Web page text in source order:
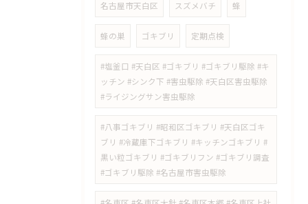
名古屋市天白区 スズメバチ 蜂
蜂の巣 ゴキブリ 定期点検
#塩釜口 #天白区 #ゴキブリ #ゴキブリ駆除 #キ
ッチン #シンク下 #害虫駆除 #天白区害虫駆除
#ライジングサン害虫駆除
#八事ゴキブリ #昭和区ゴキブリ #天白区ゴキ
ブリ #冷蔵庫下ゴキブリ #キッチンゴキブリ #
黒い粒ゴキブリ #ゴキブリフン #ゴキブリ調査
#ゴキブリ駆除 #名古屋市害虫駆除